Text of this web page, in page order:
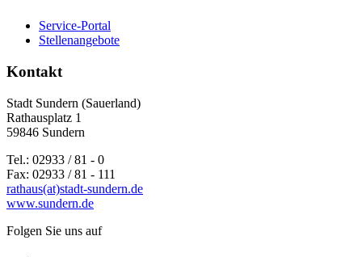
Service-Portal
Stellenangebote
Kontakt
Stadt Sundern (Sauerland)
Rathausplatz 1
59846 Sundern
Tel.: 02933 / 81 - 0
Fax: 02933 / 81 - 111
rathaus(at)stadt-sundern.de
www.sundern.de
Folgen Sie uns auf